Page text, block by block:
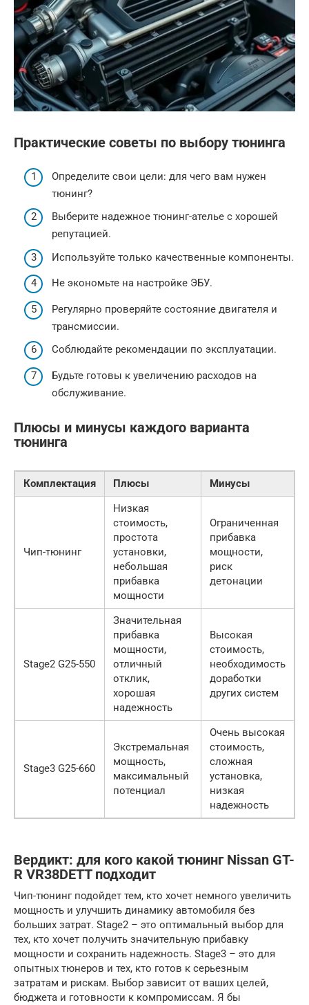
Практические советы по выбору тюнинга
Определите свои цели: для чего вам нужен
тюнинг?
Выберите надежное тюнинг-ателье с хорошей
репутацией.
Используйте только качественные компоненты.
Не экономьте на настройке ЭБУ.
Регулярно проверяйте состояние двигателя и
трансмиссии.
Соблюдайте рекомендации по эксплуатации.
Будьте готовы к увеличению расходов на
обслуживание.
Плюсы и минусы каждого варианта
тюнинга
Комплектация Плюсы Минусы
Чип-тюнинг
Низкая
стоимость,
простота
установки,
небольшая
прибавка
мощности
Ограниченная
прибавка
мощности,
риск
детонации
Stage2 G25-550
Значительная
прибавка
мощности,
отличный
отклик,
хорошая
надежность
Высокая
стоимость,
необходимость
доработки
других систем
Stage3 G25-660
Экстремальная
мощность,
максимальный
потенциал
Очень высокая
стоимость,
сложная
установка,
низкая
надежность
Вердикт: для кого какой тюнинг Nissan GT-
R VR38DETT подходит
Чип-тюнинг подойдет тем, кто хочет немного увеличить
мощность и улучшить динамику автомобиля без
больших затрат. Stage2 – это оптимальный выбор для
тех, кто хочет получить значительную прибавку
мощности и сохранить надежность. Stage3 – это для
опытных тюнеров и тех, кто готов к серьезным
затратам и рискам. Выбор зависит от ваших целей,
бюджета и готовности к компромиссам. Я бы